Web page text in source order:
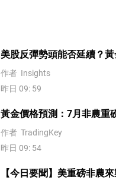
美股反彈勢頭能否延續？
數、費半指數、納指100技
作者 Insights
昨日 09: 59
黃金價格預測：7月非農重
站上4300美元後還能漲嗎？
作者 TradingKey
昨日 09: 54
【今日要聞】美重磅非農